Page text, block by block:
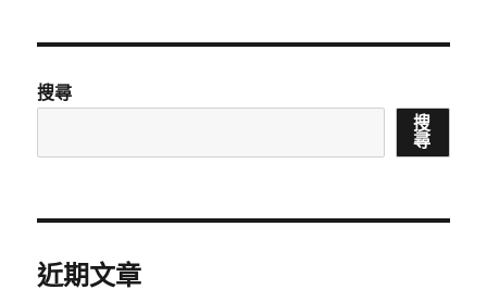
搜尋
搜
尋
近期文章